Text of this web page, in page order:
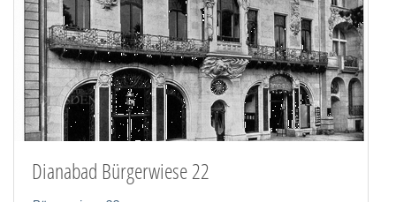
Dianabad Bürgerwiese 22